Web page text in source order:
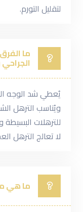
لتقليل التورم.
ما
يُعطي شد الوجه
ويُناسب الترهل
للترهلات
لا تعالج الترهل
ما هي